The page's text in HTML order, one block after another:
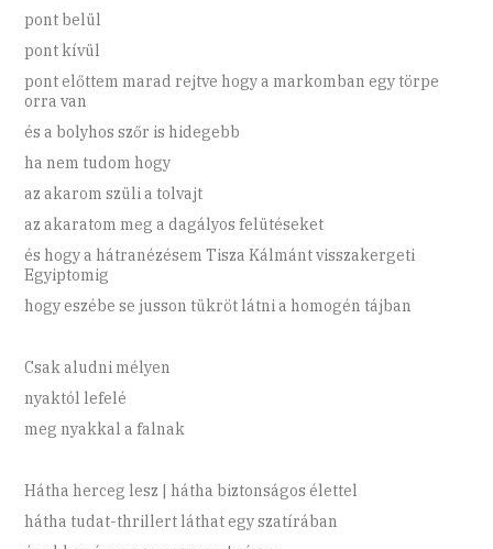
pont belül
pont kívül
pont előttem marad rejtve hogy a markomban egy törpe
orra van
és a bolyhos szőr is hidegebb
ha nem tudom hogy
az akarom szüli a tolvajt
az akaratom meg a dagályos felütéseket
és hogy a hátranézésem Tisza Kálmánt visszakergeti
Egyiptomig
hogy eszébe se jusson tükröt látni a homogén tájban
Csak aludni mélyen
nyaktól lefelé
meg nyakkal a falnak
Hátha herceg lesz | hátha biztonságos élettel
hátha tudat-thrillert láthat egy szatírában